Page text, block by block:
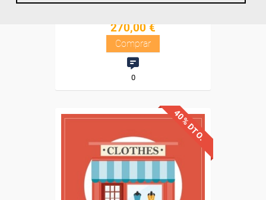
60 horas
270,00 €
Comprar
0
40% DTO.
Descuentos especiales
Sin requisitos de acceso